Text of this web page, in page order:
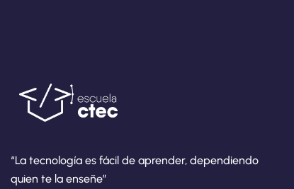
“La tecnología es fácil de aprender, dependiendo
quien te la enseñe”